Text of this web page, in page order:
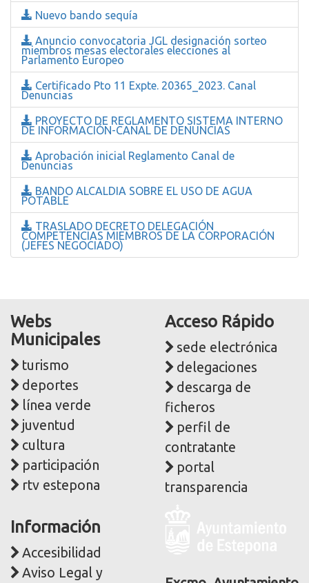
Nuevo bando sequía
Anuncio convocatoria JGL designación sorteo
miembros mesas electorales elecciones al
Parlamento Europeo
Certificado Pto 11 Expte. 20365_2023. Canal
Denuncias
PROYECTO DE REGLAMENTO SISTEMA INTERNO
DE INFORMACIÓN-CANAL DE DENUNCIAS
Aprobación inicial Reglamento Canal de
Denuncias
BANDO ALCALDIA SOBRE EL USO DE AGUA
POTABLE
TRASLADO DECRETO DELEGACIÓN
COMPETENCIAS MIEMBROS DE LA CORPORACIÓN
(JEFES NEGOCIADO)
Webs
Municipales
turismo
deportes
línea verde
juventud
cultura
participación
rtv estepona
Acceso Rápido
sede electrónica
delegaciones
descarga de
ficheros
perfil de
contratante
portal
transparencia
Información
Accesibilidad
Aviso Legal y